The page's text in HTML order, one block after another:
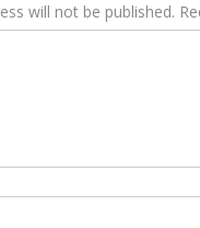
will not be published.